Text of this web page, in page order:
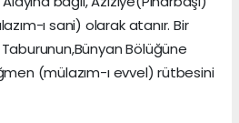
ı sani) olarak atanır. Bir
Bölüğüne
(mülazım-ı evvel) rütbesini